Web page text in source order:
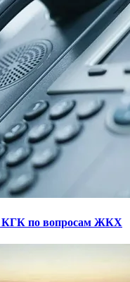
КГК по вопросам ЖКХ